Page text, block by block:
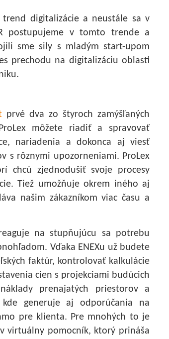
digitalizácie a neustále sa v
postupujeme v tomto trende a
sme sily s mladým start-upom
prechodu na digitalizáciu oblasti
prvé dva zo štyroch zamýšľaných
môžete riadiť a spravovať
nariadenia a dokonca aj viesť
s rôznymi upozorneniami. ProLex
chcú zjednodušiť svoje procesy
Tiež umožňuje okrem iného aj
našim zákazníkom viac času a
na stupňujúcu sa potrebu
Vďaka ENEXu už budete
faktúr, kontrolovať kalkulácie
cien s projekciami budúcich
prenajatých priestorov a
generuje aj odporúčania na
pre klienta. Pre mnohých to je
virtuálny pomocník, ktorý prináša